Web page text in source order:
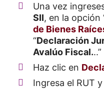
Una vez
SII, en la opción
de Bienes
“Declaración
Avalúo Fiscal...”
Haz clic en
Ingresa el RUT